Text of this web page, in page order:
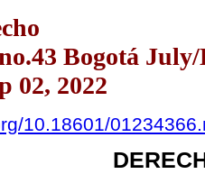
Bogotá July/
02, 2022
10.18601/